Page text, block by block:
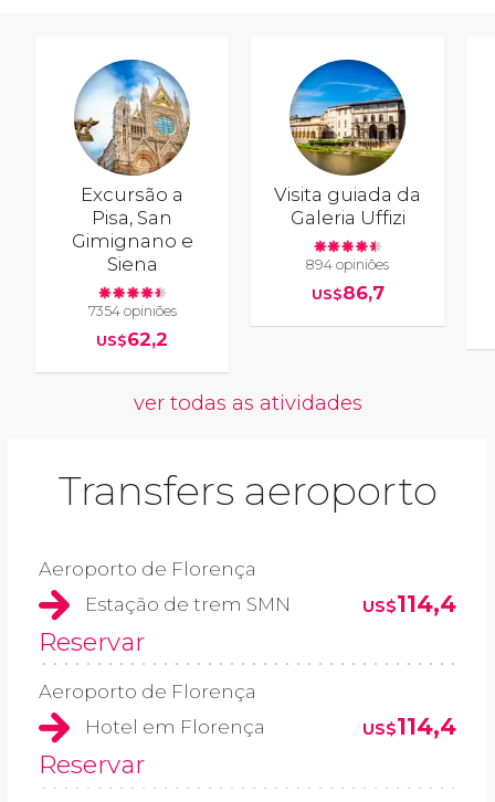
Excursão a
Pisa, San
Gimignano e
Siena
7354 opiniões
US$62,2
Visita guiada da
Galeria Uffizi
894 opiniões
US$86,7
ver todas as atividades
Transfers aeroporto
Aeroporto de Florença
Estação de trem SMN
US$114,4
Reservar
Aeroporto de Florença
Hotel em Florença
US$114,4
Reservar